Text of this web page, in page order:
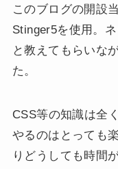
このブログの開設
Stinger5を使用。
と教えてもらいな
た。
CSS等の知識は全
やるのはとっても
りどうしても時間